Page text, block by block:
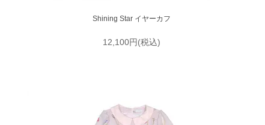
Shining Star イヤーカフ
12,100円(税込)